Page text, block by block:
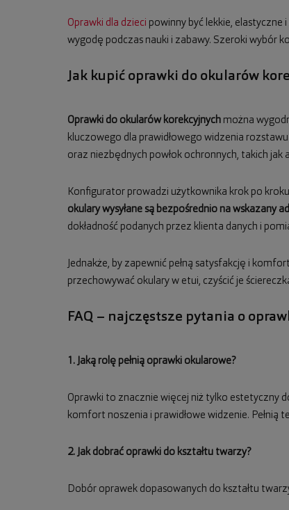
Oprawki dla dzieci powinny być lekkie, elastyczne
wygodę podczas nauki i zabawy. Szeroki wybór
Jak kupić oprawki do okularów
Oprawki do okularów korekcyjnych można
kluczowego dla prawidłowego widzenia
oraz niezbędnych powłok ochronnych, takich jak
Konfigurator prowadzi użytkownika krok po
okulary wysyłane są bezpośrednio na wskazany
dokładność podanych przez klienta danych i
Jednakże, by zapewnić pełną satysfakcję i
przechowywać okulary w etui, czyścić je
FAQ – najczęstsze pytania o
1. Jaką rolę pełnią oprawki okularowe?
Oprawki to znacznie więcej niż tylko estetyczny
komfort noszenia i prawidłowe widzenie. Pełnią
2. Jak dobrać oprawki do kształtu twarzy?
Dobór oprawek dopasowanych do kształtu